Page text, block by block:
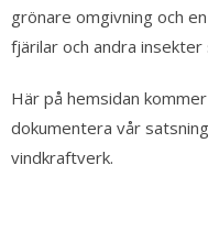
grönare omgivning och
fjärilar och andra
Här på hemsidan
dokumentera vår
vindkraftverk.